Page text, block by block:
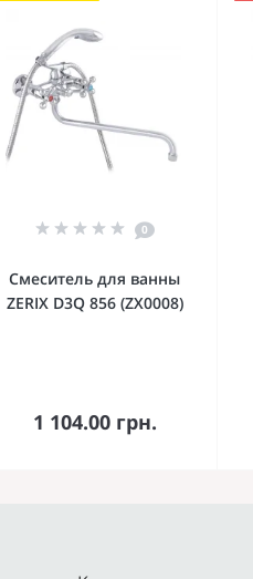
0
Смеситель для ванны
ZERIX D3Q 856 (ZX0008)
1 104.00 грн.
В корзину